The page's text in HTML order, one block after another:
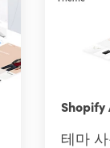
Shopify
테마